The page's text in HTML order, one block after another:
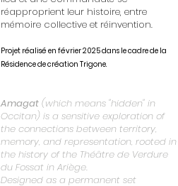
réapproprient leur histoire, entre
mémoire collective et réinvention.
Projet réalisé en février 2025 dans le cadre de la
Résidence de création Trigone.
Amagat (which means "hidden" in
Occitan) is a sensitive exploration of
the connections between territory,
memory, and representation, rooted in
the history of the Théâtre de Verdure
du Fossat in Ariège.
Designed as a permanent set